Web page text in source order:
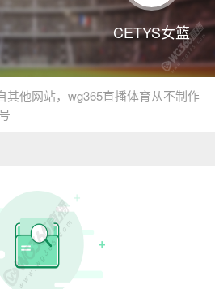
CETYS女篮
其他网站，wg365直播体育从不制作